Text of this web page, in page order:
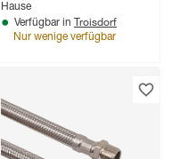
Hause
Verfügbar in Troisdorf
Nur wenige verfügbar